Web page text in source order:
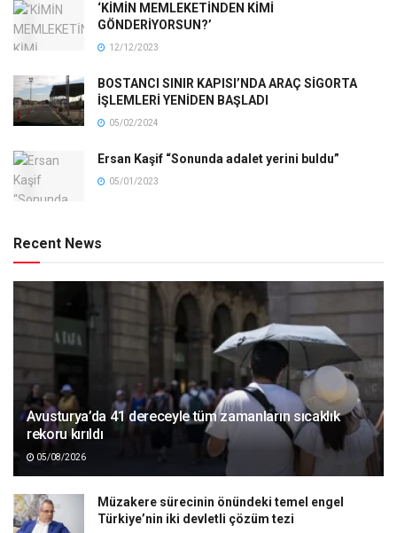
‘KİMİN MEMLEKETİNDEN KİMİ
GÖNDERİYORSUN?’
12/12/2023
BOSTANCI SINIR KAPISI’NDA ARAÇ SİGORTA
İŞLEMLERİ YENİDEN BAŞLADI
05/02/2024
Ersan Kaşif “Sonunda adalet yerini buldu”
05/01/2023
Recent News
Avusturya’da 41 dereceyle tüm zamanların sıcaklık
rekoru kırıldı
05/08/2026
Müzakere sürecinin önündeki temel engel
Türkiye’nin iki devletli çözüm tezi